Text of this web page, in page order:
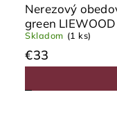
Nerezový
green LIEWOOD
Skladom (1 ks)
€33